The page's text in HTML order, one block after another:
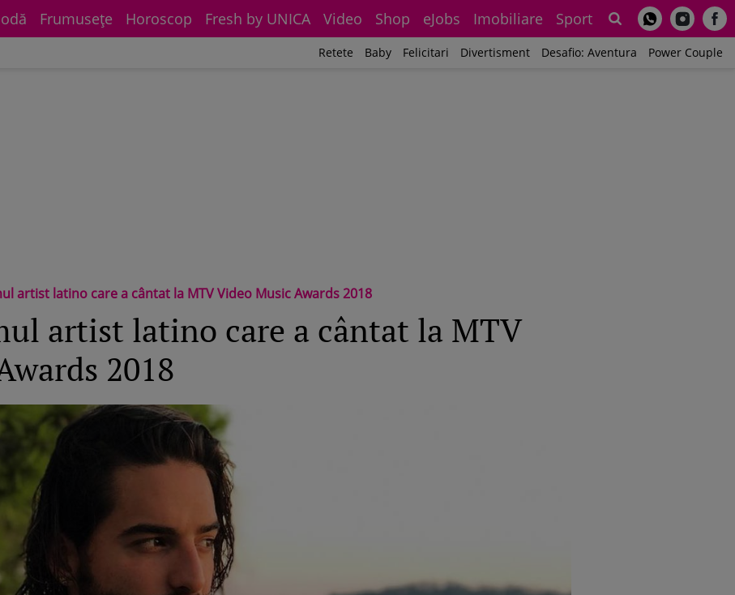
Frumuseţe Horoscop Fresh by UNICA Video Shop eJobs Imobiliare Sport
Retete Baby Felicitari Divertisment Desafio: Aventura Power Couple
artist latino care a cântat la MTV Video Music Awards 2018
artist latino care a cântat la MTV
2018